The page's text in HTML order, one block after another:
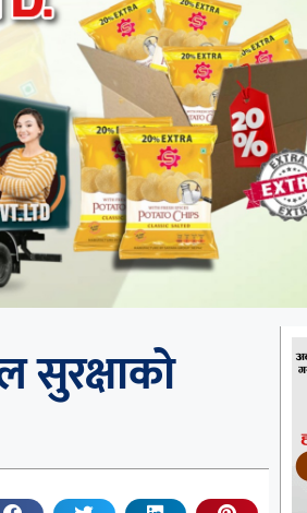
सुरक्षाको